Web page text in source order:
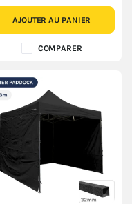
AJOUTER AU PANIER
COMPARER